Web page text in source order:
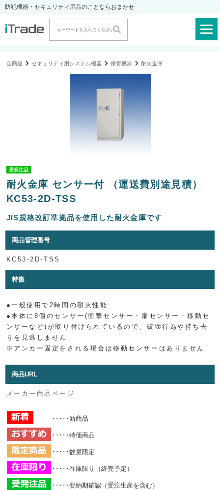
防犯機器・セキュリティ用品のことならおまかせ
全商品 セキュリティ用システム機器 保管機器 耐火金庫
受発注品
耐火金庫 センサー付 （運送費別途見積）
KC53-2D-TSS
JIS規格改訂準拠品を使用した耐火金庫です
商品管理番号
KC53-2D-TSS
特徴
●一般使用で2時間の耐火性能
●本体に8個のセンサー(衝撃センサー・扉センサー・移動セ
ンサーなど)が取り付けられているので、破壊行為や持ち去
りを見逃しません
※アンカー固定をされる場合は移動センサーはありません
商品URL
メーカー商品ページ
･････新商品
･････特価商品
･････数量限定
･････在庫限り（終売予定）
･････要納期確認（受注生産を含む）